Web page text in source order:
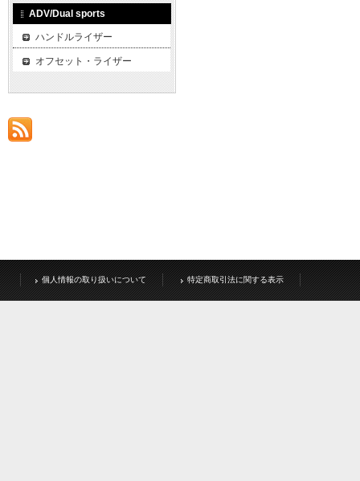
ADV/Dual sports
ハンドルライザー
オフセット・ライザー
個人情報の取り扱いについて 特定商取引法に関する表示